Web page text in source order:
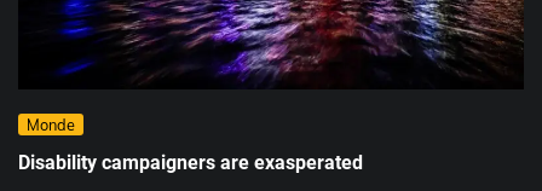
Monde
Disability campaigners are exasperated